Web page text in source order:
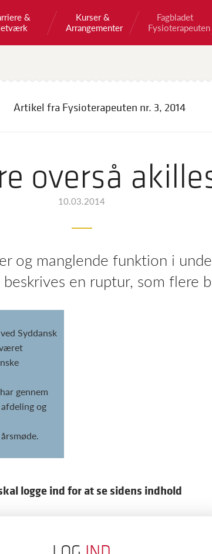
&
Kurser &
Arrangementer
Fagbladet
Fysioterapeuten
Artikel fra Fysioterapeuten nr. 3, 2014
overså
10.03.2014
og manglende funktion i
en ruptur, som flere
Syddansk
gennem
og
logge ind for at se sidens indhold